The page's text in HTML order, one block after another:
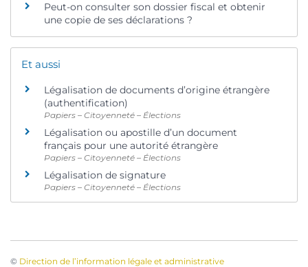
Peut-on consulter son dossier fiscal et obtenir
une copie de ses déclarations ?
Et aussi
Légalisation de documents d’origine étrangère
(authentification)
Papiers – Citoyenneté – Élections
Légalisation ou apostille d’un document
français pour une autorité étrangère
Papiers – Citoyenneté – Élections
Légalisation de signature
Papiers – Citoyenneté – Élections
© Direction de l’information légale et administrative